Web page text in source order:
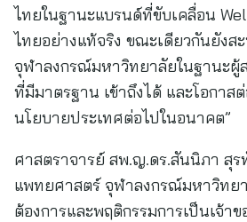
ไทยในฐานะแบรนด์ที่ขับเคลื่อน
ไทยอย่างแท้จริง ขณะเดียวกันยังส
จุฬาลงกรณ์มหาวิทยาลัยในฐานะผู้
ที่มีมาตรฐาน เข้าถึงได้ และโอกาส
นโยบายประเทศต่อไปในอนาคต”
ศาสตราจารย์ สพ.ญ.ดร.สันนิภา สุ
แพทยศาสตร์ จุฬาลงกรณ์มหาวิทย
ต้องการและพฤติกรรมการเป็นเจ้าข